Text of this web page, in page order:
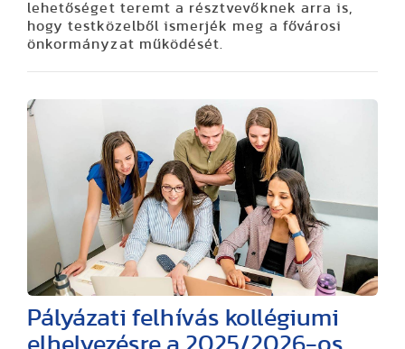
lehetőséget teremt a résztvevőknek arra is,
hogy testközelből ismerjék meg a fővárosi
önkormányzat működését.
Pályázati felhívás kollégiumi